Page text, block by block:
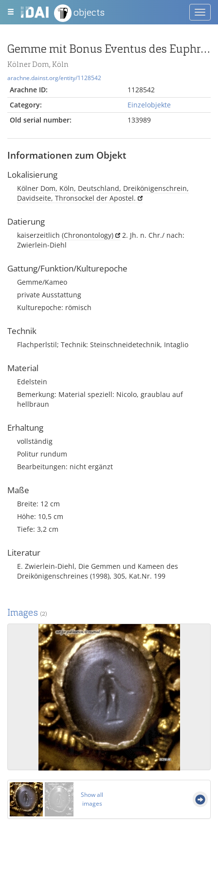
objects
Gemme mit Bonus Eventus des Euphranor(?)
Kölner Dom, Köln
arachne.dainst.org/entity/1128542
Arachne ID:
1128542
Category:
Einzelobjekte
Old serial number:
133989
Informationen zum Objekt
Lokalisierung
Kölner Dom, Köln, Deutschland, Dreikönigenschrein,
Davidseite, Thronsockel der Apostel.
Datierung
kaiserzeitlich (Chronontology)
2. Jh. n. Chr./ nach:
Zwierlein-Diehl
Gattung/Funktion/Kulturepoche
Gemme/Kameo
private Ausstattung
Kulturepoche: römisch
Technik
Flachperlstil; Technik: Steinschneidetechnik, Intaglio
Material
Edelstein
Bemerkung: Material speziell: Nicolo, graublau auf
hellbraun
Erhaltung
vollständig
Politur rundum
Bearbeitungen: nicht ergänzt
Maße
Breite: 12 cm
Höhe: 10,5 cm
Tiefe: 3,2 cm
Literatur
E. Zwierlein-Diehl, Die Gemmen und Kameen des
Dreikönigenschreines (1998), 305, Kat.Nr. 199
Images (2)
Show all
images